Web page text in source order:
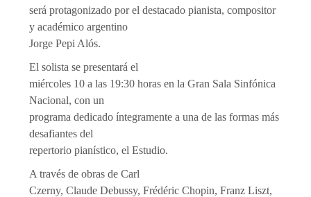
será protagonizado por el destacado pianista, compositor
y académico argentino
Jorge Pepi Alós.
El solista se presentará el
miércoles 10 a las 19:30 horas en la Gran Sala Sinfónica
Nacional, con un
programa dedicado íntegramente a una de las formas más
desafiantes del
repertorio pianístico, el Estudio.
A través de obras de Carl
Czerny, Claude Debussy, Frédéric Chopin, Franz Liszt,